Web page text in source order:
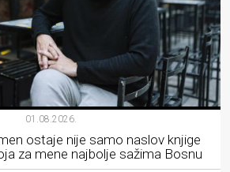
01.08.2026.
ostaje nije samo naslov knjige
za mene najbolje sažima Bosnu